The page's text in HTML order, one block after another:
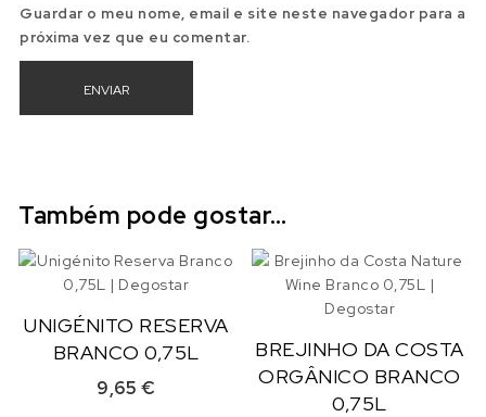
Guardar o meu nome, email e site neste navegador para a
próxima vez que eu comentar.
Também pode gostar…
UNIGÉNITO RESERVA
BRANCO 0,75L
9,65 €
BREJINHO DA COSTA
ORGÂNICO BRANCO
0,75L